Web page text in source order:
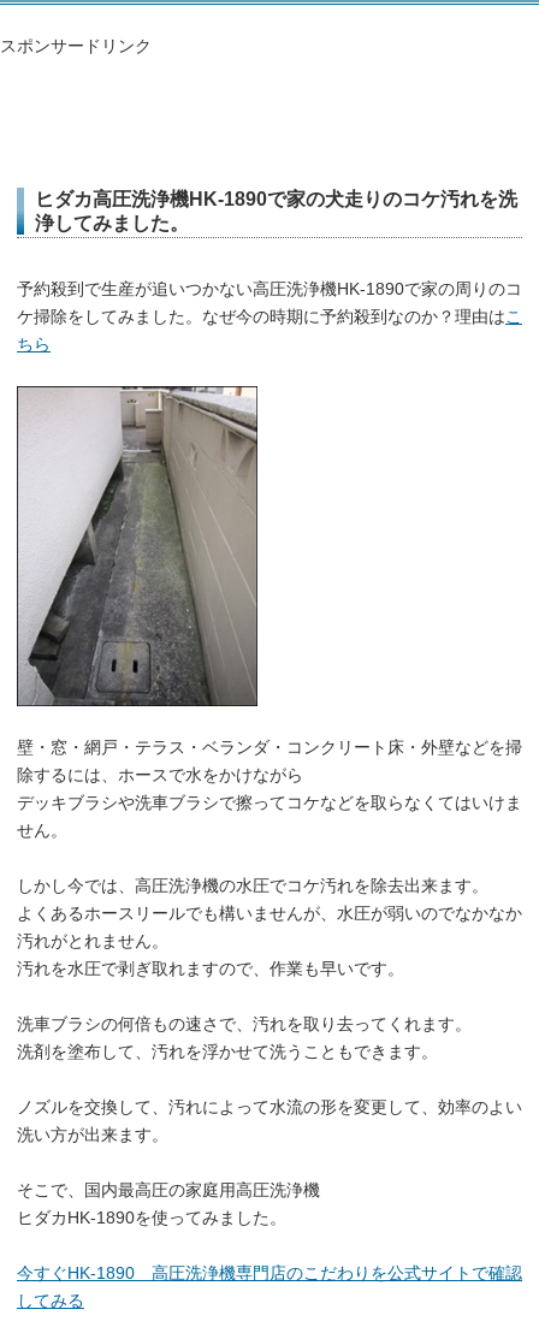
スポンサードリンク
ヒダカ高圧洗浄機HK-1890で家の犬走りのコケ汚れを洗
浄してみました。
予約殺到で生産が追いつかない高圧洗浄機HK-1890で家の周りのコ
ケ掃除をしてみました。なぜ今の時期に予約殺到なのか？理由はこ
ちら
壁・窓・網戸・テラス・ベランダ・コンクリート床・外壁などを掃
除するには、ホースで水をかけながら
デッキブラシや洗車ブラシで擦ってコケなどを取らなくてはいけま
せん。
しかし今では、高圧洗浄機の水圧でコケ汚れを除去出来ます。
よくあるホースリールでも構いませんが、水圧が弱いのでなかなか
汚れがとれません。
汚れを水圧で剥ぎ取れますので、作業も早いです。
洗車ブラシの何倍もの速さで、汚れを取り去ってくれます。
洗剤を塗布して、汚れを浮かせて洗うこともできます。
ノズルを交換して、汚れによって水流の形を変更して、効率のよい
洗い方が出来ます。
そこで、国内最高圧の家庭用高圧洗浄機
ヒダカHK-1890を使ってみました。
今すぐHK-1890 高圧洗浄機専門店のこだわりを公式サイトで確認
してみる